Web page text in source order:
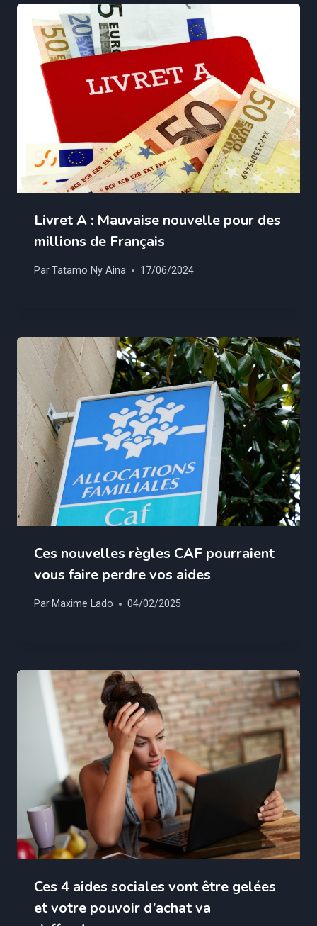
Livret A : Mauvaise nouvelle pour des
millions de Français
ParTatamo Ny Aina 17/06/2024
Ces nouvelles règles CAF pourraient
vous faire perdre vos aides
Par Maxime Lado 04/02/2025
Ces 4 aides sociales vont être gelées
et votre pouvoir d’achat va